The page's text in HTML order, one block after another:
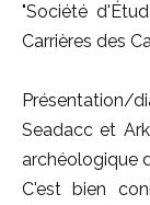
"Société
Carrières des
Seadacc et
archéologique
C'est bien